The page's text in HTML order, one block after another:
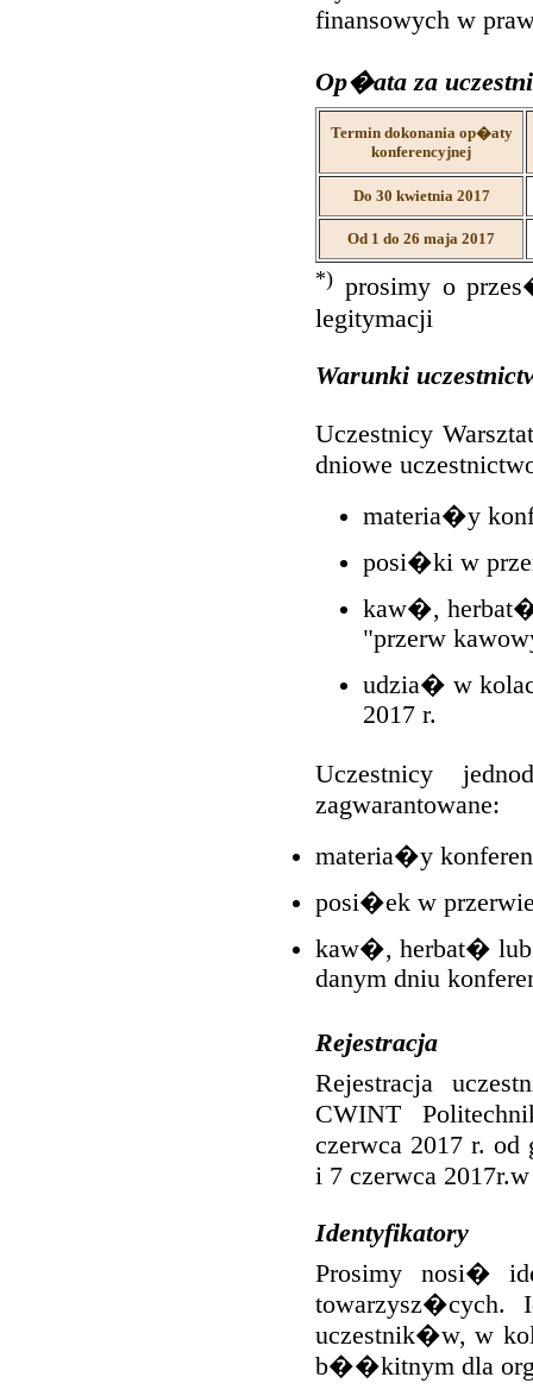
finansowych w
Op�ata za
Termin dokonania op�aty
konferencyjnej
Do 30 kwietnia 2017
Od 1 do 26 maja 2017
*) prosimy o
legitymacji
Warunki
Uczestnicy
dniowe
materia�y
posi�ki w
kaw�, herbat�
"przerw
udzia� w
2017 r.
Uczestnicy
zagwarantowane:
materia�y
posi�ek w
kaw�, herbat� lub
danym dniu
Rejestracja
Rejestracja
CWINT
czerwca 2017 r. od
i 7 czerwca
Identyfikatory
Prosimy nosi�
uczestnik�w, w
b��kitnym dla